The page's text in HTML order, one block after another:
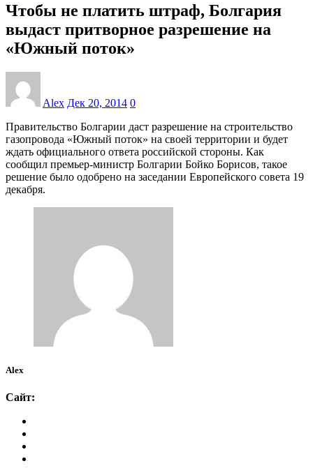
Чтобы не платить штраф, Болгария
выдаст притворное разрешение на
«Южный поток»
Alex Дек 20, 2014 0
Правительство Болгарии даст разрешение на строительство
газопровода «Южный поток» на своей территории и будет
ждать официального ответа российской стороны. Как
сообщил премьер-министр Болгарии Бойко Борисов, такое
решение было одобрено на заседании Европейского совета 19
декабря.
Alex
Сайт: